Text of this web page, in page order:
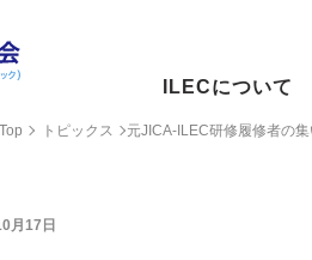
ILECについて
財団の概要
持続可
トピックス 元JICA-ILEC研修履修者の
月17日